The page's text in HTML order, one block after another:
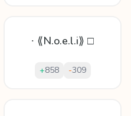
∙ ⟪N.o.e.l.i⟫ □
+858 -309